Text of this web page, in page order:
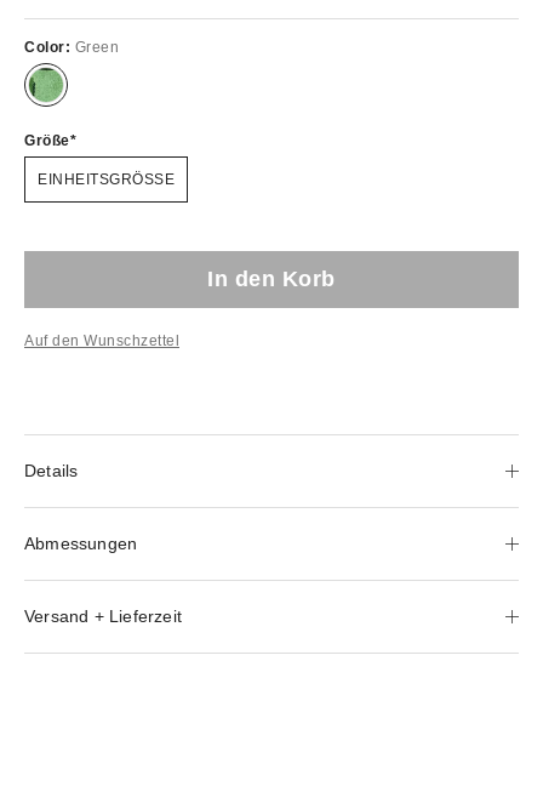
Color: Green
Größe
EINHEITSGRÖSSE
In den Korb
Auf den Wunschzettel
Details
Abmessungen
Versand + Lieferzeit